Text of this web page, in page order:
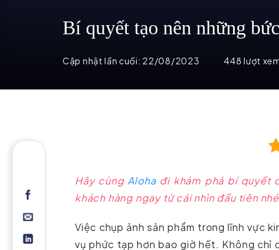
Bí quyết tạo nên những
Cập nhật lần cuối: 22/08/2023 448 lượt
Hãy cùng Alohađi khám phá bí quyết
khách hàng ngay từ cái nhìn đầu tiên
Việc chụp ảnh sản phẩm trong lĩnh vực
vụ phức tạp hơn bao giờ hết. Không chỉ